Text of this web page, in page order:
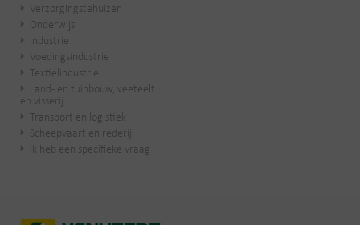
Verzorgingstehuizen
Onderwijs
Industrie
Voedingsindustrie
Textielindustrie
Land- en tuinbouw, veeteelt
en visserij
Transport en logistiek
Scheepvaart en rederij
Ik heb een specifieke vraag